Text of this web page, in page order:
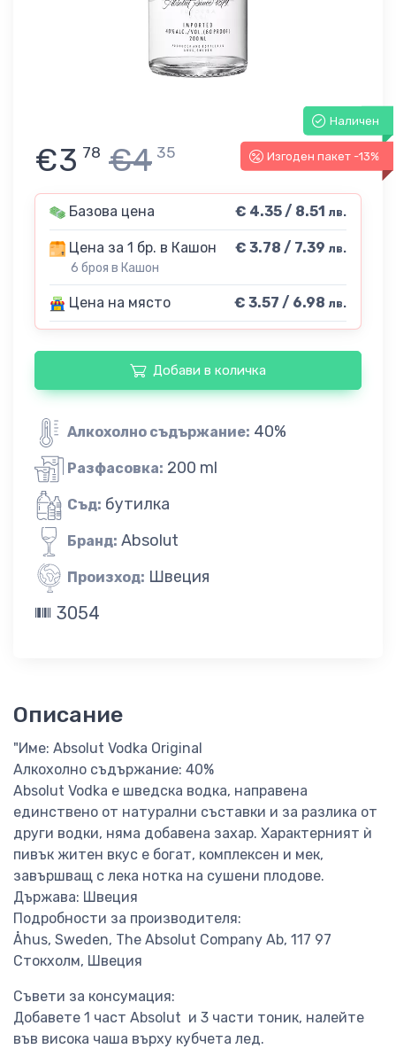
Наличен
Изгоден пакет -13%
€3 78 €4 35
Базова цена € 4.35 / 8.51 лв.
Цена за 1 бр. в Кашон
6 броя в Кашон
€ 3.78 / 7.39 лв.
Цена на място € 3.57 / 6.98 лв.
Добави в количка
Алкохолно съдържание: 40%
Разфасовка: 200 ml
Съд: бутилка
Бранд: Absolut
Произход: Швеция
3054
Описание
"Име: Absolut Vodka Original
Алкохолно съдържание: 40%
Absolut Vodka е шведска водка, направена
единствено от натурални съставки и за разлика от
други водки, няма добавена захар. Характерният ѝ
пивък житен вкус е богат, комплексен и мек,
завършващ с лека нотка на сушени плодове.
Държава: Швеция
Подробности за производителя:
Åhus, Sweden, The Absolut Company Ab, 117 97
Стокхолм, Швеция
Съвети за консумация:
Добавете 1 част Absolut и 3 части тоник, налейте
във висока чаша върху кубчета лед.